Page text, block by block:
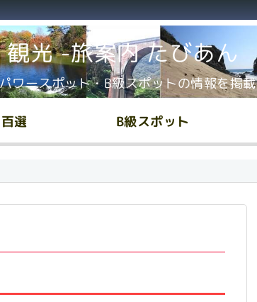
観光 -旅案内 たびあん
ワースポット・B級スポットの情報を掲載
選 B級スポット